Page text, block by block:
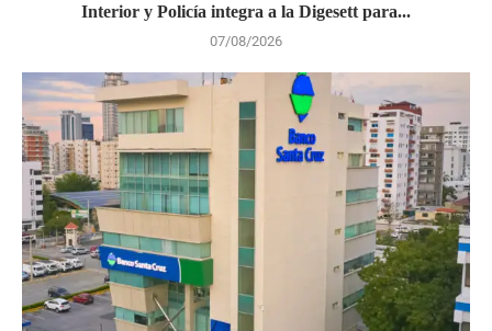
Interior y Policía integra a la Digesett para...
07/08/2026